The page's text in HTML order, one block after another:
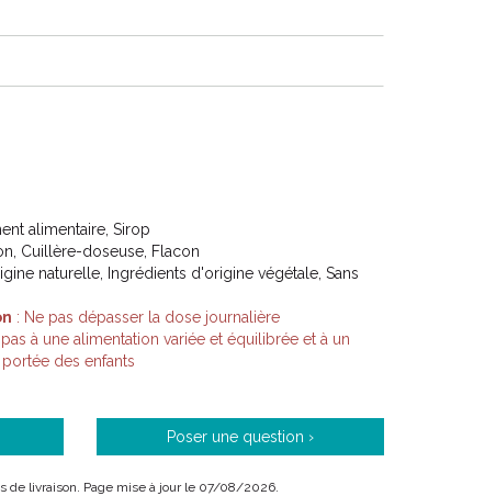
alimentaire, Sirop
Cuillère-doseuse, Flacon
naturelle, Ingrédients d'origine végétale, Sans
: Ne pas dépasser la dose journalière
à une alimentation variée et équilibrée et à un
des enfants
Poser une question ›
de livraison. Page mise à jour le 07/08/2026.